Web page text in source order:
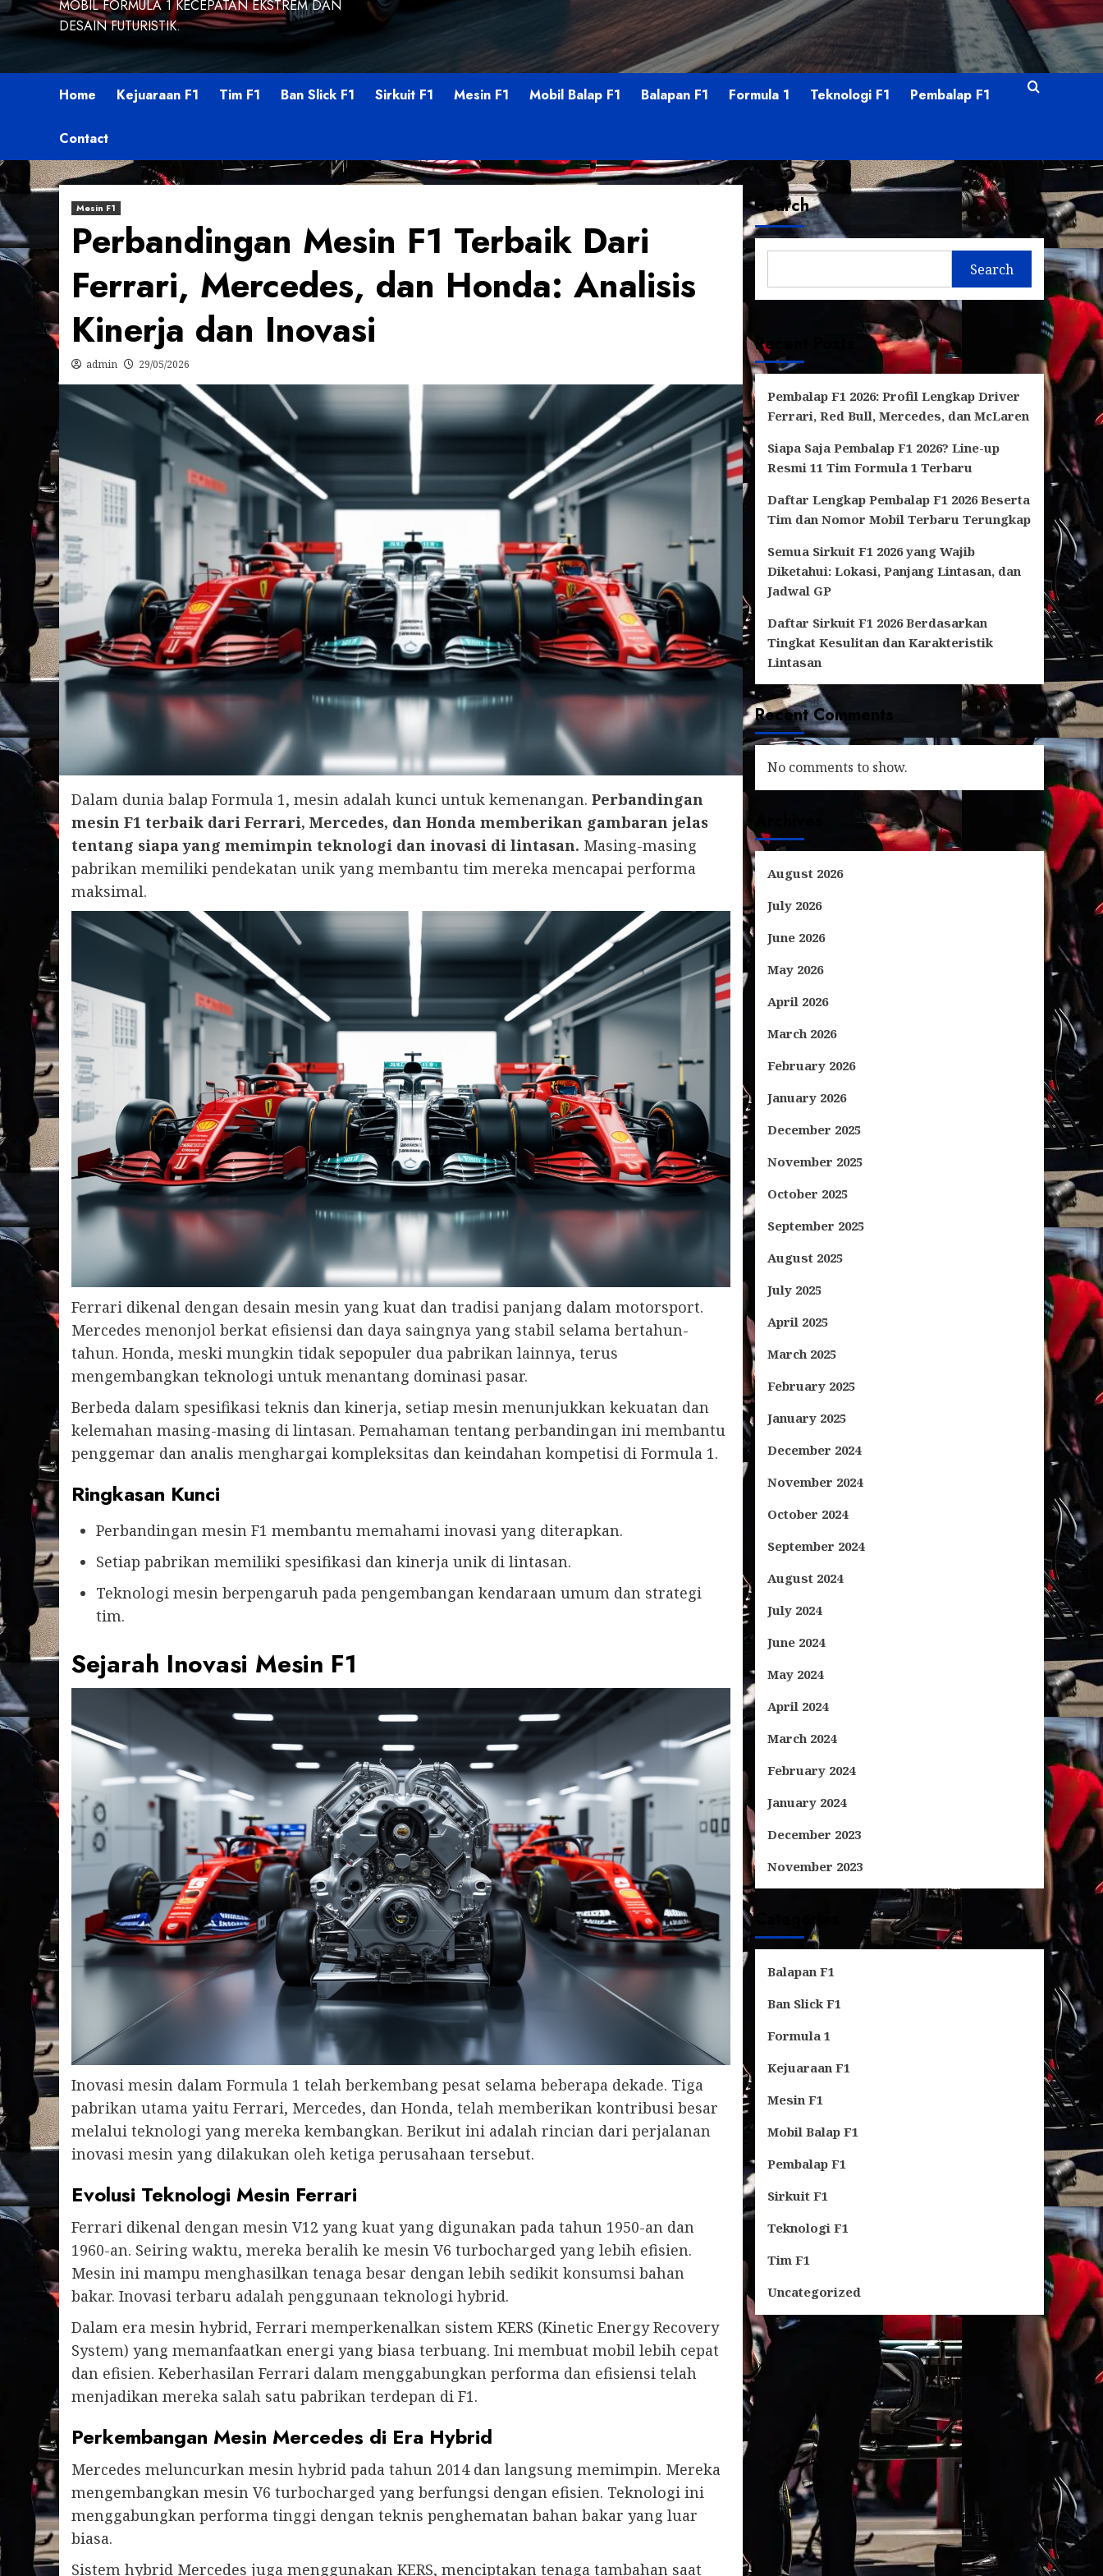
MOBIL FORMULA 1 KECEPATAN EKSTREM DAN
DESAIN FUTURISTIK.
Home Kejuaraan F1 Tim F1 Ban Slick F1 Sirkuit F1 Mesin F1 Mobil Balap F1 Balapan F1 Formula 1 Teknologi F1 Pembalap F1
Contact
Mesin F1
Perbandingan Mesin F1 Terbaik Dari
Ferrari, Mercedes, dan Honda: Analisis
Kinerja dan Inovasi
admin 29/05/2026
Dalam dunia balap Formula 1, mesin adalah kunci untuk kemenangan. Perbandingan
mesin F1 terbaik dari Ferrari, Mercedes, dan Honda memberikan gambaran jelas
tentang siapa yang memimpin teknologi dan inovasi di lintasan. Masing-masing
pabrikan memiliki pendekatan unik yang membantu tim mereka mencapai performa
maksimal.
Ferrari dikenal dengan desain mesin yang kuat dan tradisi panjang dalam motorsport.
Mercedes menonjol berkat efisiensi dan daya saingnya yang stabil selama bertahun-
tahun. Honda, meski mungkin tidak sepopuler dua pabrikan lainnya, terus
mengembangkan teknologi untuk menantang dominasi pasar.
Berbeda dalam spesifikasi teknis dan kinerja, setiap mesin menunjukkan kekuatan dan
kelemahan masing-masing di lintasan. Pemahaman tentang perbandingan ini membantu
penggemar dan analis menghargai kompleksitas dan keindahan kompetisi di Formula 1.
Ringkasan Kunci
Perbandingan mesin F1 membantu memahami inovasi yang diterapkan.
Setiap pabrikan memiliki spesifikasi dan kinerja unik di lintasan.
Teknologi mesin berpengaruh pada pengembangan kendaraan umum dan strategi
tim.
Sejarah Inovasi Mesin F1
Inovasi mesin dalam Formula 1 telah berkembang pesat selama beberapa dekade. Tiga
pabrikan utama yaitu Ferrari, Mercedes, dan Honda, telah memberikan kontribusi besar
melalui teknologi yang mereka kembangkan. Berikut ini adalah rincian dari perjalanan
inovasi mesin yang dilakukan oleh ketiga perusahaan tersebut.
Evolusi Teknologi Mesin Ferrari
Ferrari dikenal dengan mesin V12 yang kuat yang digunakan pada tahun 1950-an dan
1960-an. Seiring waktu, mereka beralih ke mesin V6 turbocharged yang lebih efisien.
Mesin ini mampu menghasilkan tenaga besar dengan lebih sedikit konsumsi bahan
bakar. Inovasi terbaru adalah penggunaan teknologi hybrid.
Dalam era mesin hybrid, Ferrari memperkenalkan sistem KERS (Kinetic Energy Recovery
System) yang memanfaatkan energi yang biasa terbuang. Ini membuat mobil lebih cepat
dan efisien. Keberhasilan Ferrari dalam menggabungkan performa dan efisiensi telah
menjadikan mereka salah satu pabrikan terdepan di F1.
Perkembangan Mesin Mercedes di Era Hybrid
Mercedes meluncurkan mesin hybrid pada tahun 2014 dan langsung memimpin. Mereka
mengembangkan mesin V6 turbocharged yang berfungsi dengan efisien. Teknologi ini
menggabungkan performa tinggi dengan teknis penghematan bahan bakar yang luar
biasa.
Sistem hybrid Mercedes juga menggunakan KERS, menciptakan tenaga tambahan saat
Search
Search
Recent Posts
Pembalap F1 2026: Profil Lengkap Driver
Ferrari, Red Bull, Mercedes, dan McLaren
Siapa Saja Pembalap F1 2026? Line-up
Resmi 11 Tim Formula 1 Terbaru
Daftar Lengkap Pembalap F1 2026 Beserta
Tim dan Nomor Mobil Terbaru Terungkap
Semua Sirkuit F1 2026 yang Wajib
Diketahui: Lokasi, Panjang Lintasan, dan
Jadwal GP
Daftar Sirkuit F1 2026 Berdasarkan
Tingkat Kesulitan dan Karakteristik
Lintasan
Recent Comments
No comments to show.
August 2026
July 2026
June 2026
May 2026
April 2026
March 2026
February 2026
January 2026
December 2025
November 2025
October 2025
September 2025
August 2025
July 2025
April 2025
March 2025
February 2025
January 2025
December 2024
November 2024
October 2024
September 2024
August 2024
July 2024
June 2024
May 2024
April 2024
March 2024
February 2024
January 2024
December 2023
November 2023
Categories
Balapan F1
Ban Slick F1
Formula 1
Kejuaraan F1
Mesin F1
Mobil Balap F1
Pembalap F1
Sirkuit F1
Teknologi F1
Tim F1
Uncategorized